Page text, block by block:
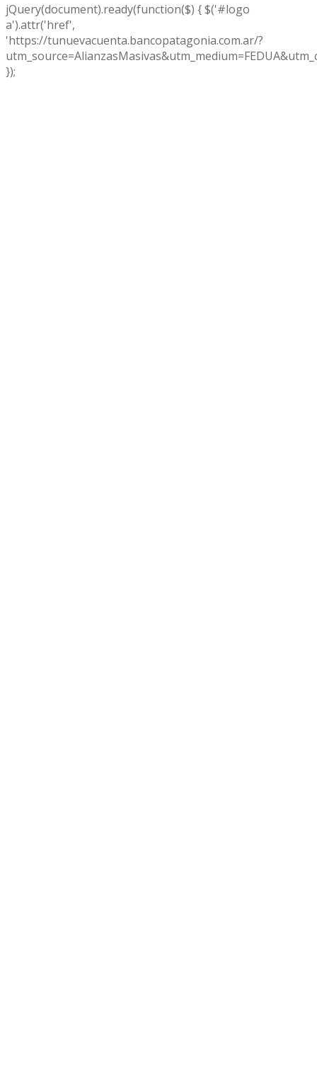
jQuery(document).ready(function($) { $('#logo
a').attr('href',
'https://tunuevacuenta.bancopatagonia.com.ar/?
});